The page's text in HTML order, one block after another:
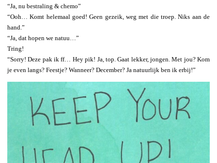
“Ja, nu bestraling & chemo”
“Ooh… Komt helemaal goed! Geen gezeik, weg met die troep. Niks aan de
hand.”
“Ja, dat hopen we natuu…”
Tring!
“Sorry! Deze pak ik ff… Hey pik! Ja, top. Gaat lekker, jongen. Met jou? Kom
je even langs? Feestje? Wanneer? December? Ja natuurlijk ben ik erbij!”